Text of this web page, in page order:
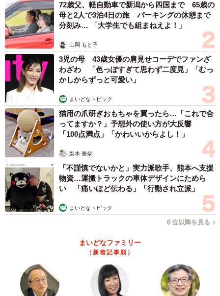
72歳父、軽自動車で新潟から四国まで 65歳の
母と2人で3泊4日の旅 パーキングの休憩まで
分刻み… 「大学生でも組まねえよ！」
山岡 もと子
3児の母 43歳女優の肩見せコーデでファンざ
わざわ 「色っぽすぎて思わず二度見」「むっ
かしからずっと可愛い」
まいどなトピック
猫用の爪研ぎおもちゃを買ったら…「これで合
ってますか？」予想外の使い方が大反響
「100点満点」「かわいいからよし！」
梨木 香奈
「不謹慎でないかと」実力派歌手、熊本へ支援
物資…運搬トラックの車体デザインにためら
い 「痛いほど伝わる」「行動され立派」
まいどなトピック
６位以降を見る
まいどなファミリー
（新着記事順）